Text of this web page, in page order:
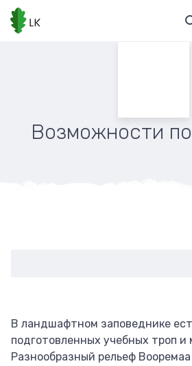
Перейти
основному
Возможности
В ландшафтном заповеднике
подготовленных учебных троп и
Разнообразный рельеф